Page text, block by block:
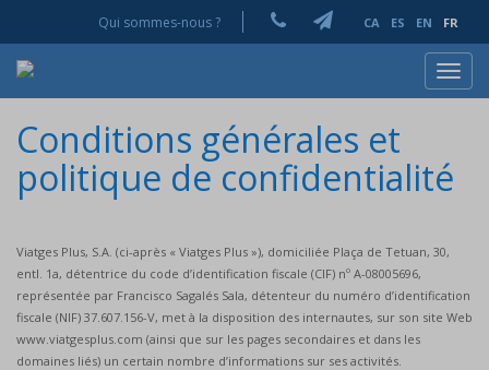
Qui sommes-nous ? CA ES EN FR
Conditions générales et
politique de confidentialité
Viatges Plus, S.A. (ci-après « Viatges Plus »), domiciliée Plaça de Tetuan, 30,
entl. 1a, détentrice du code d’identification fiscale (CIF) nº A-08005696,
représentée par Francisco Sagalés Sala, détenteur du numéro d’identification
fiscale (NIF) 37.607.156-V, met à la disposition des internautes, sur son site Web
www.viatgesplus.com (ainsi que sur les pages secondaires et dans les
domaines liés) un certain nombre d’informations sur ses activités.